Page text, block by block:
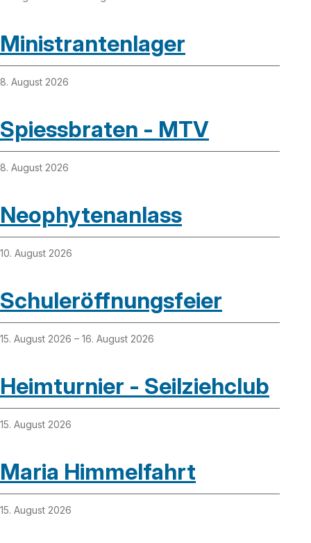
Ministrantenlager
Spiessbraten - MTV
8. August 2026
Neophytenanlass
8. August 2026
Schuleröffnungsfeier
10. August 2026
Heimturnier - Seilziehclub
15. August 2026 – 16. August 2026
Maria Himmelfahrt
15. August 2026
15. August 2026